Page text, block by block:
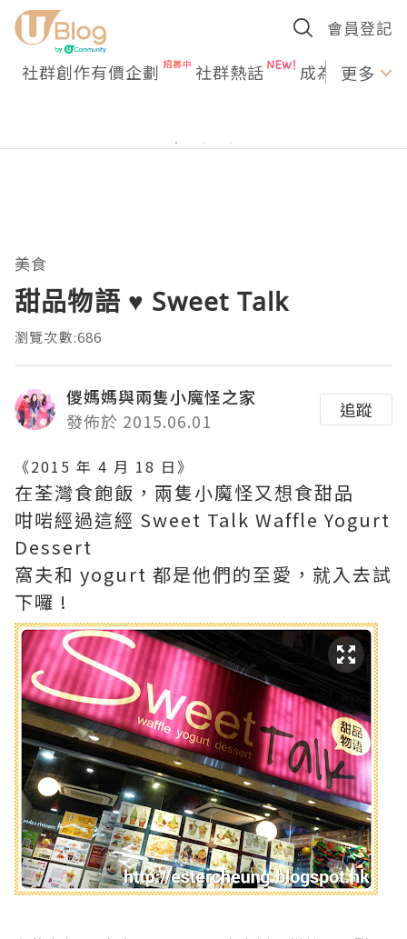
會員登記
社群創作有價企劃 社群熱話 成為U更多
美食
甜品物語 ♥ Sweet Talk
瀏覽次數:686
儍媽媽與兩隻小魔怪之家
發佈於 2015.06.01
追蹤
《2015 年 4 月 18 日》
在荃灣食飽飯，兩隻小魔怪又想食甜品
咁啱經過這經 Sweet Talk Waffle Yogurt
Dessert
窩夫和 yogurt 都是他們的至愛，就入去試
下囉 !